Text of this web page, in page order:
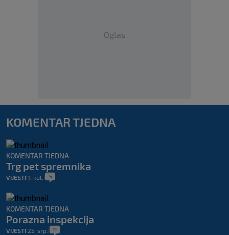
Oglas
KOMENTAR TJEDNA
KOMENTAR TJEDNA
Trg pet spremnika
VIJESTI 1. kol. 5
KOMENTAR TJEDNA
Porazna inspekcija
VIJESTI 25. srp. 11